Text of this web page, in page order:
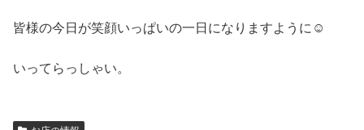
皆様の今日が笑顔いっぱいの一日になりますように☺
いってらっしゃい。